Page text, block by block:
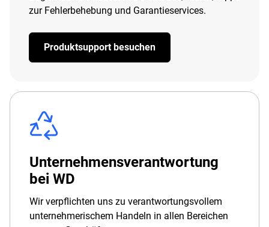
zur Fehlerbehebung und Garantieservices.
Produktsupport besuchen
Unternehmensverantwortung
bei WD
Wir verpflichten uns zu verantwortungsvollem
unternehmerischem Handeln in allen Bereichen